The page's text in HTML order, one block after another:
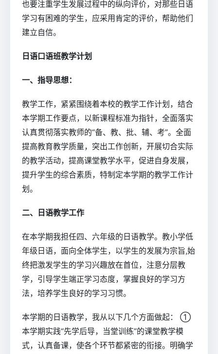
也要注重学生发展过程中的纵向评价，对那些日语
学习有困难的学生，应采用肯定的评价，帮助他们
建立自信。
日语口语班教学计划
一、指导思想：
教学工作，紧紧围绕着本校的教学工作计划，结合
本学期工作要点，以新课程标准为指针，全面落实
认真贯彻落实教师的“备、教、批、辅、考”。全面
提高教育教学质量，突出工作创新，开展切合实际
的教学活动，提高课堂教学水平，促进自身发展，
提升学生的综合素质，特制定本学期的教学工作计
划。
二、日语教学工作
在本学期我担任四、六年级的日语教学。教小学低
年级日语，面向全体学生，以学生的发展为宗旨,始
终把激发学生的学习兴趣放在首位，注意分层教
学，引导学生端正学习态度，掌握良好的学习方
法，培养学生良好的学习习惯。
本学期的日语教学，我从以下几个方面做起： ①
本学期实践“先学后导，当堂训练”的课堂教学模
式，认真备课，使各个环节都紧密的衔接。明确学